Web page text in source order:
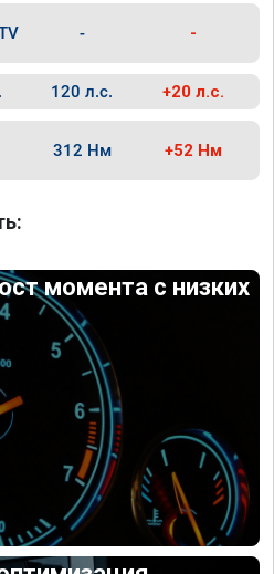
- -
120 л.с. +20 л.с.
312 Нм +52 Нм
момента с низких